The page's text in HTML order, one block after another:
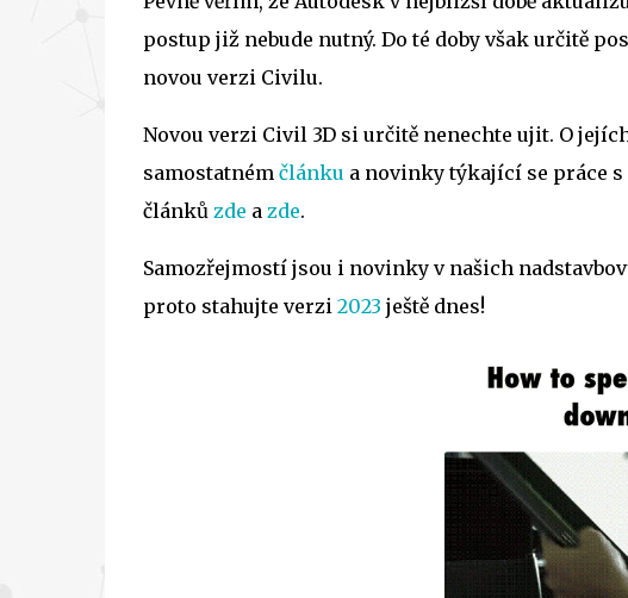
postup již nebude nutný. Do té doby však určitě
novou verzi Civilu.
Novou verzi Civil 3D si určitě nenechte ujit. O
samostatném článku a novinky týkající se práce
článků zde a zde.
Samozřejmostí jsou i novinky v našich
proto stahujte verzi 2023 ještě dnes!